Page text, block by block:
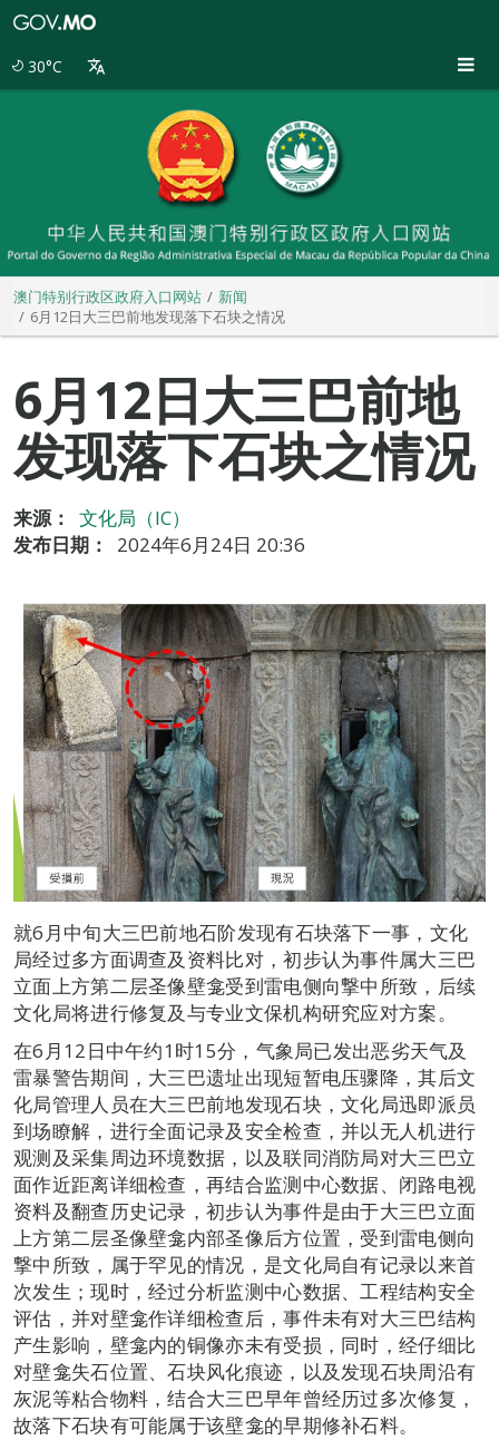
30°C
澳门特别行政区政府入口网站
新闻
6月12日大三巴前地发现落下石块之情况
6月12日大三巴前地
发现落下石块之情况
来源：
文化局（IC）
发布日期：
2024年6月24日 20:36
就6月中旬大三巴前地石阶发现有石块落下一事，文化
局经过多方面调查及资料比对，初步认为事件属大三巴
立面上方第二层圣像壁龛受到雷电侧向撃中所致，后续
文化局将进行修复及与专业文保机构研究应对方案。
在6月12日中午约1时15分，气象局已发出恶劣天气及
雷暴警告期间，大三巴遗址出现短暂电压骤降，其后文
化局管理人员在大三巴前地发现石块，文化局迅即派员
到场瞭解，进行全面记录及安全检查，并以无人机进行
观测及采集周边环境数据，以及联同消防局对大三巴立
面作近距离详细检查，再结合监测中心数据、闭路电视
资料及翻查历史记录，初步认为事件是由于大三巴立面
上方第二层圣像壁龛内部圣像后方位置，受到雷电侧向
撃中所致，属于罕见的情况，是文化局自有记录以来首
次发生；现时，经过分析监测中心数据、工程结构安全
评估，并对壁龛作详细检查后，事件未有对大三巴结构
产生影响，壁龛内的铜像亦未有受损，同时，经仔细比
对壁龛失石位置、石块风化痕迹，以及发现石块周沿有
灰泥等粘合物料，结合大三巴早年曾经历过多次修复，
故落下石块有可能属于该壁龛的早期修补石料。